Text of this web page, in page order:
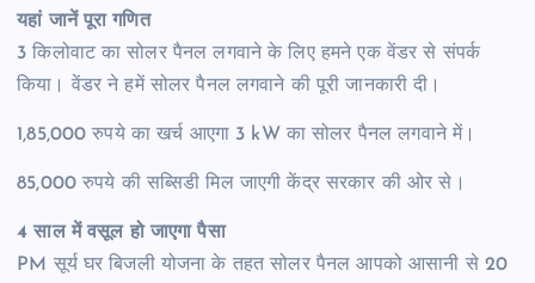
यहां जानें पूरा गणित
3 किलोवाट का सोलर पैनल लगवाने के लिए हमने एक वेंडर से संपर्क
किया। वेंडर ने हमें सोलर पैनल लगवाने की पूरी जानकारी दी।
1,85,000 रुपये का खर्च आएगा 3 kW का सोलर पैनल लगवाने में।
85,000 रुपये की सब्सिडी मिल जाएगी केंद्र सरकार की ओर से।
4 साल में वसूल हो जाएगा पैसा
PM सूर्य घर बिजली योजना के तहत सोलर पैनल आपको आसानी से 20